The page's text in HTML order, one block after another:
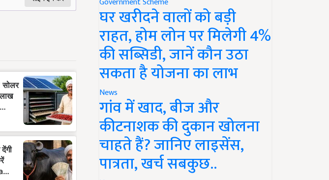
घर खरीदने वालों को बड़ी
राहत, होम लोन पर मिलेगी 4%
की सब्सिडी, जानें कौन उठा
सकता है योजना का लाभ
News
गांव में खाद, बीज और
कीटनाशक की दुकान खोलना
चाहते हैं? जानिए लाइसेंस,
पात्रता, खर्च सबकुछ..